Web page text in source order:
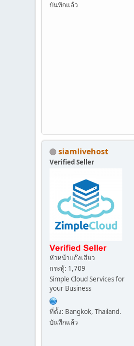
บันทึกแล้ว
siamlivehost
Verified Seller
หัวหน้าแก๊งเสียว
กระทู้: 1,709
Simple Cloud Services for
your Business
ที่ตั้ง: Bangkok, Thailand.
บันทึกแล้ว